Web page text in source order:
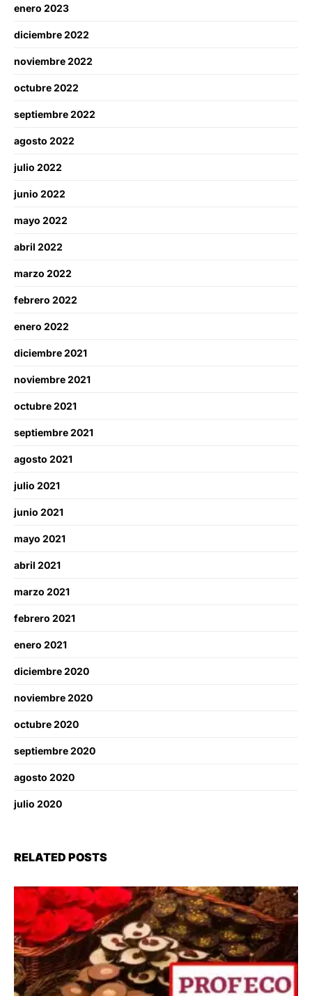
enero 2023
diciembre 2022
noviembre 2022
octubre 2022
septiembre 2022
agosto 2022
julio 2022
junio 2022
mayo 2022
abril 2022
marzo 2022
febrero 2022
enero 2022
diciembre 2021
noviembre 2021
octubre 2021
septiembre 2021
agosto 2021
julio 2021
junio 2021
mayo 2021
abril 2021
marzo 2021
febrero 2021
enero 2021
diciembre 2020
noviembre 2020
octubre 2020
septiembre 2020
agosto 2020
julio 2020
RELATED POSTS